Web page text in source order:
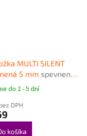
MULTI SILENT
5 mm spevnená
pod plávajúce
do 2 - 5 dní
DPH
košíka